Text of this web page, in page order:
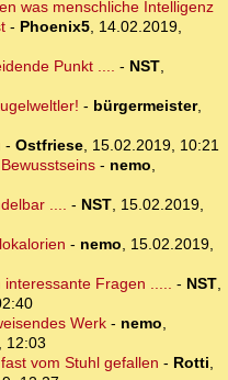
was menschliche Intelligenz
- Phoenix5, 14.02.2019,
Punkt .... - NST,
- bürgermeister,
- Ostfriese, 15.02.2019, 10:21
- nemo,
.... - NST, 15.02.2019,
- nemo, 15.02.2019,
interessante Fragen ..... - NST,
Werk- nemo,
12:03
vom Stuhl gefallen - Rotti,